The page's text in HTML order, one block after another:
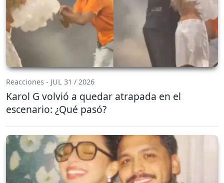
Reacciones - JUL 31 / 2026
Karol G volvió a quedar atrapada en el
escenario: ¿Qué pasó?